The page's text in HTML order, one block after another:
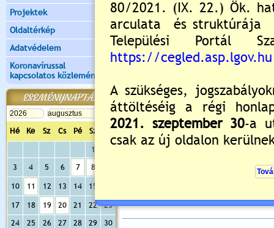
Projektek
Oldaltérkép
Adatvédelem
Koronavírussal
kapcsolatos közlemények
ESEMÉNYNAPTÁR
Hé Ke Sz Cs Pé Sz
Va
1
3
4 5 6 7 8
10 11 12 13 14 15
17 18 19 20 21 22
23
24
25 26 27 28 29
30
Még nincsenek hozzászólások